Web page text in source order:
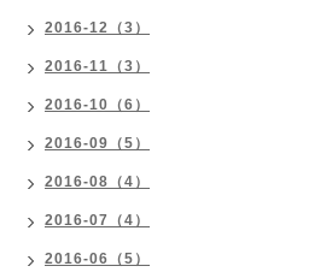
2016-12（3）
2016-11（3）
2016-10（6）
2016-09（5）
2016-08（4）
2016-07（4）
2016-06（5）